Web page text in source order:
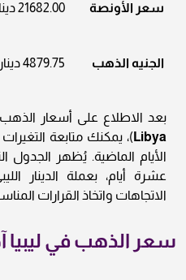
سعر الأونصة 21682.00 دينار
الجنيه الذهب 4879.75 دينار
بعد الاطلاع على أسعار الذهب
Libya)، يمكنك متابعة
الأيام الماضية. يُظهر الجدول
عشرة أيام، بعملة الدينار
الاتجاهات واتخاذ القرارات
سعر الذهب في ليبيا آخر 10